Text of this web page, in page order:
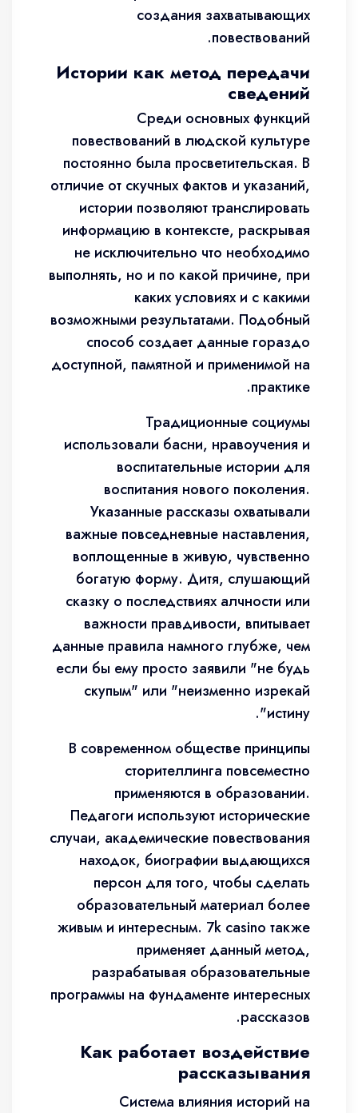
создания захватывающих
повествований.
Истории как метод передачи
сведений
Среди основных функций
повествований в людской культуре
постоянно была просветительская. В
отличие от скучных фактов и указаний,
истории позволяют транслировать
информацию в контексте, раскрывая
не исключительно что необходимо
выполнять, но и по какой причине, при
каких условиях и с какими
возможными результатами. Подобный
способ создает данные гораздо
доступной, памятной и применимой на
практике.
Традиционные социумы
использовали басни, нравоучения и
воспитательные истории для
воспитания нового поколения.
Указанные рассказы охватывали
важные повседневные наставления,
воплощенные в живую, чувственно
богатую форму. Дитя, слушающий
сказку о последствиях алчности или
важности правдивости, впитывает
данные правила намного глубже, чем
если бы ему просто заявили "не будь
скупым" или "неизменно изрекай
истину".
В современном обществе принципы
сторителлинга повсеместно
применяются в образовании.
Педагоги используют исторические
случаи, академические повествования
находок, биографии выдающихся
персон для того, чтобы сделать
образовательный материал более
живым и интересным. 7k casino также
применяет данный метод,
разрабатывая образовательные
программы на фундаменте интересных
рассказов.
Как работает воздействие
рассказывания
Система влияния историй на